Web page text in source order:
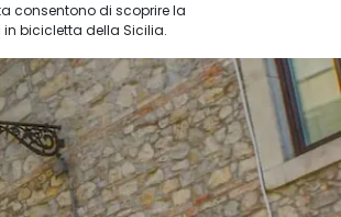
consentono di scoprire la
bicicletta della Sicilia.